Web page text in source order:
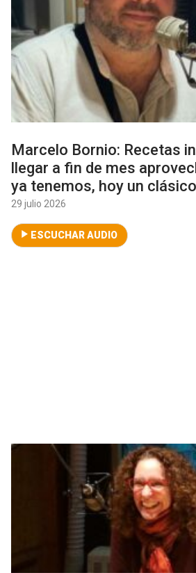
Marcelo Bornio: Recetas
llegar a fin de mes
ya tenemos, hoy un
29 julio 2026
ESCUCHAR AUDIO